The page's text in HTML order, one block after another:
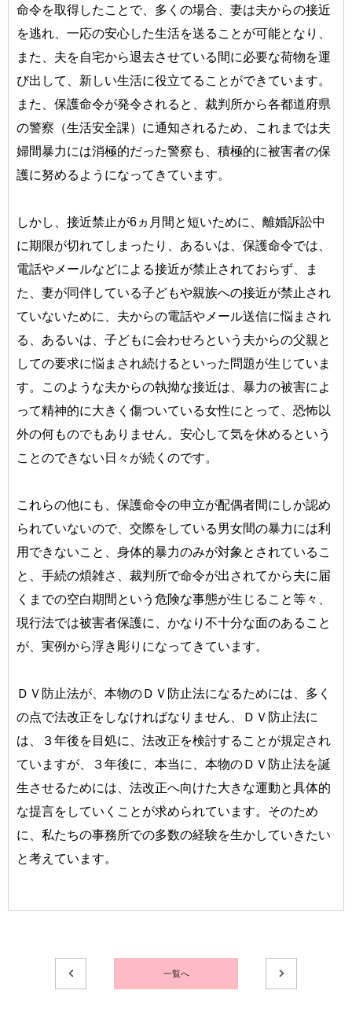
命令を取得したことで、多くの場合、妻は夫からの接近
を逃れ、一応の安心した生活を送ることが可能となり、
また、夫を自宅から退去させている間に必要な荷物を運
び出して、新しい生活に役立てることができています。
また、保護命令が発令されると、裁判所から各都道府県
の警察（生活安全課）に通知されるため、これまでは夫
婦間暴力には消極的だった警察も、積極的に被害者の保
護に努めるようになってきています。
しかし、接近禁止が6ヵ月間と短いために、離婚訴訟中
に期限が切れてしまったり、あるいは、保護命令では、
電話やメールなどによる接近が禁止されておらず、ま
た、妻が同伴している子どもや親族への接近が禁止され
ていないために、夫からの電話やメール送信に悩まされ
る、あるいは、子どもに会わせろという夫からの父親と
しての要求に悩まされ続けるといった問題が生じていま
す。このような夫からの執拗な接近は、暴力の被害によ
って精神的に大きく傷ついている女性にとって、恐怖以
外の何ものでもありません。安心して気を休めるという
ことのできない日々が続くのです。
これらの他にも、保護命令の申立が配偶者間にしか認め
られていないので、交際をしている男女間の暴力には利
用できないこと、身体的暴力のみが対象とされているこ
と、手続の煩雑さ、裁判所で命令が出されてから夫に届
くまでの空白期間という危険な事態が生じること等々、
現行法では被害者保護に、かなり不十分な面のあること
が、実例から浮き彫りになってきています。
ＤＶ防止法が、本物のＤＶ防止法になるためには、多く
の点で法改正をしなければなりません、ＤＶ防止法に
は、３年後を目処に、法改正を検討することが規定され
ていますが、３年後に、本当に、本物のＤＶ防止法を誕
生させるためには、法改正へ向けた大きな運動と具体的
な提言をしていくことが求められています。そのため
に、私たちの事務所での多数の経験を生かしていきたい
と考えています。
一覧へ